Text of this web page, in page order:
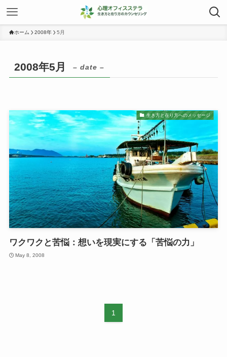
ホーム 2008年 5月
2008年5月 – date –
生き方と在り方へのメッセージ
ワクワクと苦悩：想いを現実にする「苦悩の力」
May 8, 2008
1